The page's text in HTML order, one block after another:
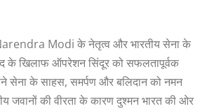
Modi के नेतृत्व और भारतीय सेना के
के खिलाफ ऑपरेशन सिंदूर को सफलतापूर्वक
सेना के साहस, समर्पण और बलिदान को नमन
जवानों की वीरता के कारण दुश्मन भारत की ओर